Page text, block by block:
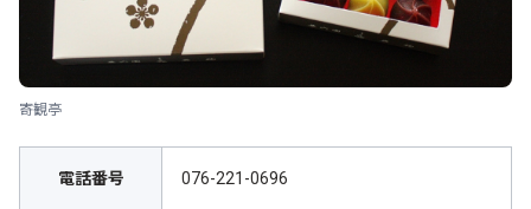
寄観亭
電話番号 076-221-0696